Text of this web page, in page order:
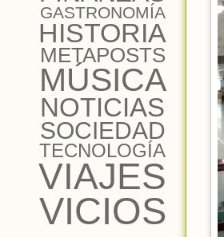
GASTRONOMÍA
HISTORIA
METAPOSTS
MÚSICA
NOTICIAS
SOCIEDAD
TECNOLOGÍA
VIAJES
VICIOS